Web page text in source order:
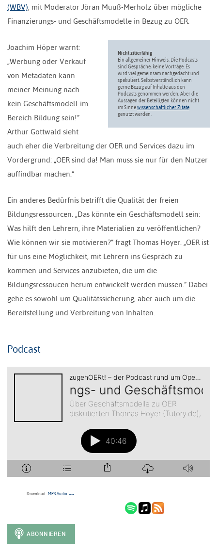
(WBV), mit Moderator Jöran Muuß-Merholz über mögliche
Finanzierungs- und Geschäftsmodelle in Bezug zu OER.
Nicht zitierfähig
Ein allgemeiner Hinweis: Die Podcasts
sind Gespräche, keine Vorträge. Es
wird viel gemeinsam nachgedacht und
spekuliert. Selbstverständlich kann
gerne Bezug auf Inhalte aus den
Podcasts genommen werden. Aber die
Aussagen der Beteiligten können nicht
im Sinnewissenschaftlicher Zitate
genutzt werden.
Joachim Höper warnt:
„Werbung oder Verkauf
von Metadaten kann
meiner Meinung nach
kein Geschäftsmodell im
Bereich Bildung sein!”
Arthur Gottwald sieht
auch eher die Verbreitung der OER und Services dazu im
Vordergrund: „OER sind da! Man muss sie nur für den Nutzer
auffindbar machen.“
Ein anderes Bedürfnis betrifft die Qualität der freien
Bildungsressourcen. „Das könnte ein Geschäftsmodell sein:
Was hilft den Lehrern, ihre Materialien zu veröffentlichen?
Wie können wir sie motivieren?” fragt Thomas Hoyer. „OER ist
für uns eine Möglichkeit, mit Lehrern ins Gespräch zu
kommen und Services anzubieten, die um die
Bildungsressoucen herum entwickelt werden müssen.” Dabei
gehe es sowohl um Qualitätssicherung, aber auch um die
Bereitstellung und Verbreitung von Inhalten.
Podcast
Download: MP3 Audio 56 MB